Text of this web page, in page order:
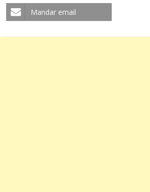
Mandar email